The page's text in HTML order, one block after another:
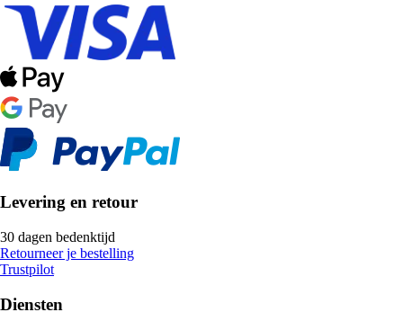
Levering en retour
30 dagen bedenktijd
Retourneer je bestelling
Trustpilot
Diensten